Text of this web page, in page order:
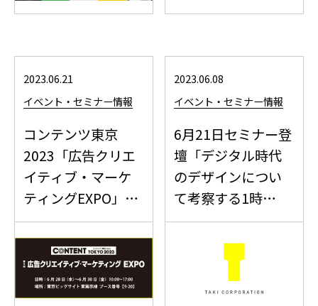
2023.06.21
イベント・セミナー情報
コンテンツ東京
2023「広告クリエ
イティブ・マーケ
ティングEXPO」
に...
2023.06.08
イベント・セミナー情報
6月21日セミナー登
壇「デジタル時代
のデザインについ
て考察する1時
間！...